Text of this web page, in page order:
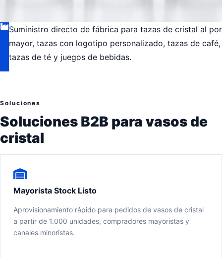
Suministro directo de fábrica para tazas de cristal al por
mayor, tazas con logotipo personalizado, tazas de café,
tazas de té y juegos de bebidas.
Soluciones
Soluciones B2B para vasos de
cristal
Mayorista Stock Listo
Aprovisionamiento rápido para pedidos de vasos de cristal
a partir de 1.000 unidades, compradores mayoristas y
canales minoristas.